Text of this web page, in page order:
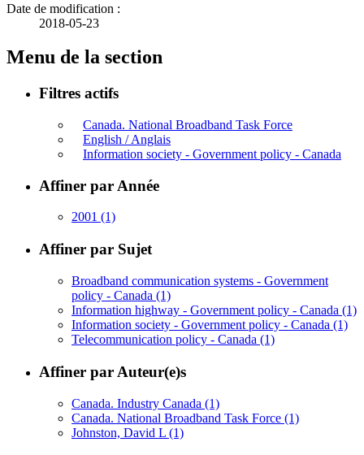
Date de modification :
2018-05-23
Menu de la section
Filtres actifs
Canada. National Broadband Task Force
English / Anglais
Information society - Government policy - Canada
Affiner par Année
2001 (1)
Affiner par Sujet
Broadband communication systems - Government
policy - Canada (1)
Information highway - Government policy - Canada (1)
Information society - Government policy - Canada (1)
Telecommunication policy - Canada (1)
Affiner par Auteur(e)s
Canada. Industry Canada (1)
Canada. National Broadband Task Force (1)
Johnston, David L (1)